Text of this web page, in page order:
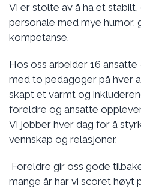
Vi er stolte av å ha et
personale med mye humor,
kompetanse.
Hos oss arbeider 16 ansatte
med to pedagoger på hver
skapt et varmt og
foreldre og ansatte
Vi jobber hver dag for å
vennskap og relasjoner.
Foreldre gir oss gode
mange år har vi scoret høyt